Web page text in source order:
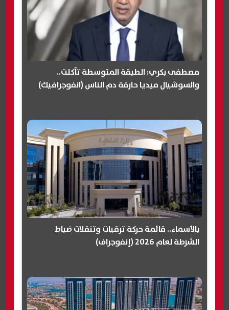
مصطفى بكري: الطبقة المتوسطة تآكلت..
والسوشيال ميديا حارقة دم الناس (انفوجرافيك)
بالأسماء.. قائمة حركة ترقيات وتنقلات ضباط
الشرطة لعام 2026 (إنفوجراف)